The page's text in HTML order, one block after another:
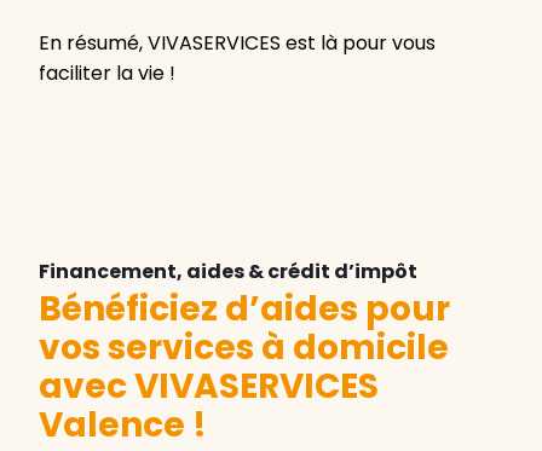
En résumé, VIVASERVICES est là pour vous
faciliter la vie !
Financement, aides & crédit d’impôt
Bénéficiez d’aides pour
vos services à domicile
avec VIVASERVICES
Valence !